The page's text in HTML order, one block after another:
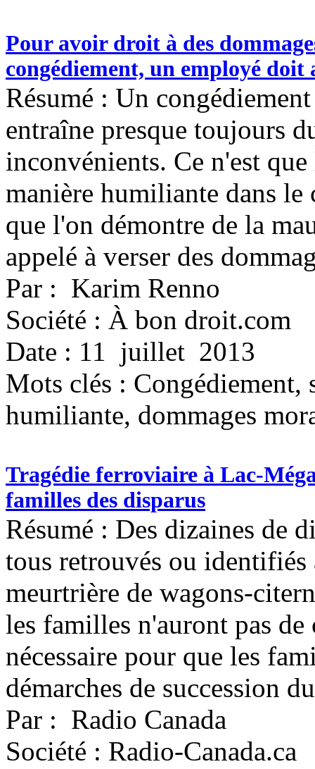
Pour avoir droit à des
congédiement, un employé
Résumé : Un
entraîne presque toujours
inconvénients. Ce n'est
manière humiliante dans le
que l'on démontre de la
appelé à verser des
Par : Karim Renno
Société : À bon droit.com
Date : 11 juillet 2013
Mots clés : Congédiement,
humiliante, dommages
Tragédie ferroviaire à Lac-
familles des disparus
Résumé : Des dizaines de
tous retrouvés ou
meurtrière de wagons-
les familles n'auront pas
nécessaire pour que les
démarches de succession
Par : Radio Canada
Société : Radio-Canada.ca